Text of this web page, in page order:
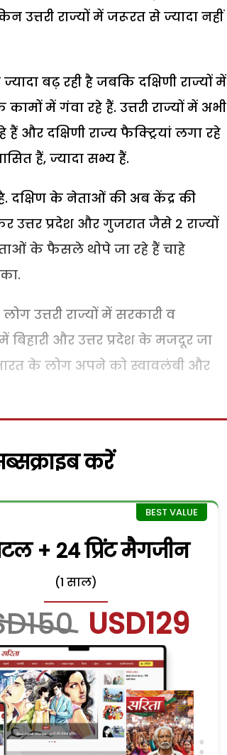
उत्तरी राज्यों में जरूरत से ज्यादा नहीं
बढ़ रही है जबकि दक्षिणी राज्यों में
कामों में गंवा रहे हैं. उत्तरी राज्यों में अभी
और दक्षिणी राज्य फैक्ट्रियां लगा रहे
हैं, ज्यादा सभ्य हैं.
दक्षिण के नेताओं की अब केंद्र की
प्रदेश और गुजरात जैसे 2 राज्यों
के फैसले थोपे जा रहे हैं चाहे
उत्तरी राज्यों में सरकारी व
और उत्तर प्रदेश के मजदूर जा
के लोग अपने को स्वावलंबी और
करें
+ 24 प्रिंट मैगजीन
(1 साल)
USD129